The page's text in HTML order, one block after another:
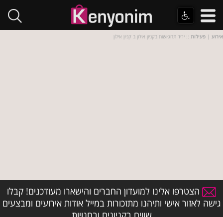
אירוע | פעילות :: יריד תחפושות בקניון אילון ב קניון אילון
הצטרפו אלינו למועדון החברים והישארו מעודכנים! קבלו
גישה לאזור אישי ותיהנו מתזכורות במייל אודות אירועים ומבצעים